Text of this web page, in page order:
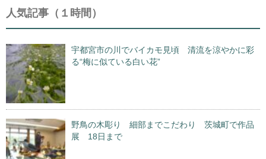
人気記事（１時間）
宇都宮市の川でバイカモ見頃 清流を涼やかに彩
る“梅に似ている白い花”
野鳥の木彫り 細部までこだわり 茨城町で作品
展 18日まで